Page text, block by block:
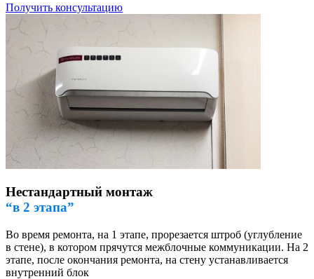
Получить консультацию
Нестандартный монтаж
“в 2 этапа”
Во время ремонта, на 1 этапе, прорезается штроб (углубление
в стене), в котором прячутся межблочные коммуникации. На 2
этапе, после окончания ремонта, на стену устанавливается
внутренний блок